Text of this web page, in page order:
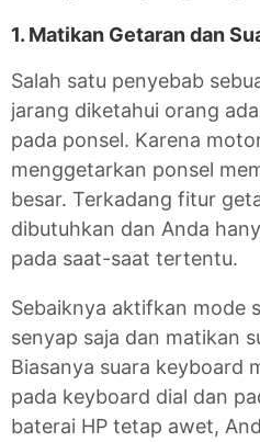
1. Matikan Getaran dan
Salah satu penyebab
jarang diketahui orang
pada ponsel. Karena
menggetarkan ponsel
besar. Terkadang fitur
dibutuhkan dan Anda
pada saat-saat tertentu.
Sebaiknya aktifkan mode
senyap saja dan matikan
Biasanya suara keyboard
pada keyboard dial dan
baterai HP tetap awet,